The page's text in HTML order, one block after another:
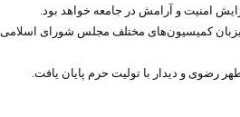
امنیت و آرامش در جامعه خواهد بود.
کمیسیون‌های مختلف مجلس شورای اسلامی
رضوی و دیدار با تولیت حرم پایان یافت.